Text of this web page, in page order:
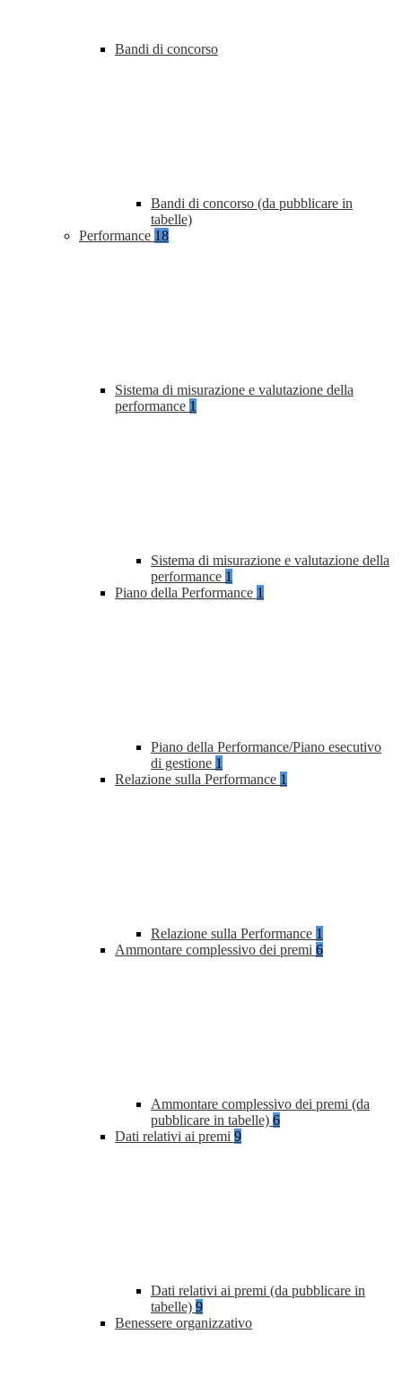
Bandi di concorso
Bandi di concorso (da pubblicare in
tabelle)
Performance 18
Sistema di misurazione e valutazione della
performance 1
Sistema di misurazione e valutazione della
performance 1
Piano della Performance 1
Piano della Performance/Piano esecutivo
di gestione 1
Relazione sulla Performance 1
Relazione sulla Performance 1
Ammontare complessivo dei premi 6
Ammontare complessivo dei premi (da
pubblicare in tabelle) 6
Dati relativi ai premi 9
Dati relativi ai premi (da pubblicare in
tabelle) 9
Benessere organizzativo